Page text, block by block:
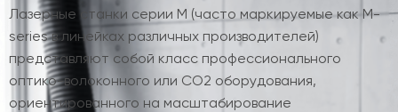
Лазерные станки серии M (часто маркируемые как M-
series в линейках различных производителей)
представляют собой класс профессионального
оптико-волоконного или CO2 оборудования,
ориентированного на масштабирование